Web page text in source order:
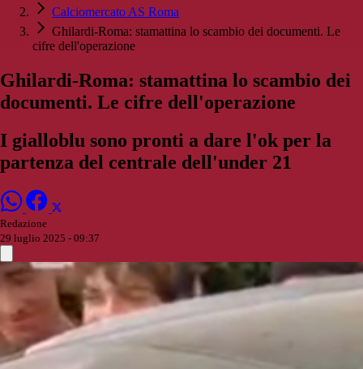
Calciomercato AS Roma
Ghilardi-Roma: stamattina lo scambio dei documenti. Le
cifre dell'operazione
Ghilardi-Roma: stamattina lo scambio dei
documenti. Le cifre dell'operazione
I gialloblu sono pronti a dare l'ok per la
partenza del centrale dell'under 21
Redazione
29 luglio 2025 - 09:37